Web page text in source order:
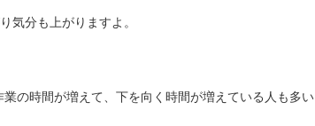
気分も上がりますよ。
の時間が増えて、下を向く時間が増えている人も多い